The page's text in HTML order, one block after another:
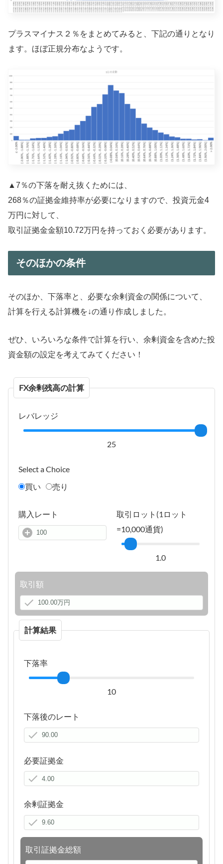
プラスマイナス２％をまとめてみると、下記の通りとなり
ます。ほぼ正規分布なようです。
▲7％の下落を耐え抜くためには、
268％の証拠金維持率が必要になりますので、投資元金4
万円に対して、
取引証拠金金額10.72万円を持っておく必要があります。
そのほかの条件
そのほか、下落率と、必要な余剰資金の関係について、
計算を行える計算機を↓の通り作成しました。
ぜひ、いろいろな条件で計算を行い、余剰資金を含めた投
資金額の設定を考えてみてください！
FX余剰残高の計算
レバレッジ
25
Select a Choice
買い
売り
購入レート
取引ロット(1ロット
=10,000通貨)
1.0
取引額
計算結果
下落率
10
下落後のレート
必要証拠金
余剰証拠金
取引証拠金総額